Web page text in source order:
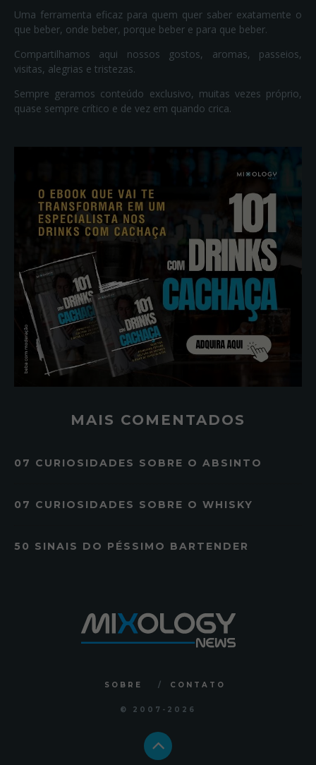
Uma ferramenta eficaz para quem quer saber exatamente o
que beber, onde beber, porque beber e para que beber.
Compartilhamos aqui nossos gostos, aromas, passeios,
visitas, alegrias e tristezas.
Sempre geramos conteúdo exclusivo, muitas vezes próprio,
quase sempre crítico e de vez em quando crica.
MAIS COMENTADOS
07 CURIOSIDADES SOBRE O ABSINTO
07 CURIOSIDADES SOBRE O WHISKY
50 SINAIS DO PÉSSIMO BARTENDER
SOBRE CONTATO
© 2007 -2026